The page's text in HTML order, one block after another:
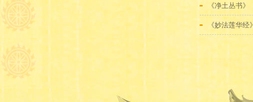
《净土丛书》
《妙法莲华经》